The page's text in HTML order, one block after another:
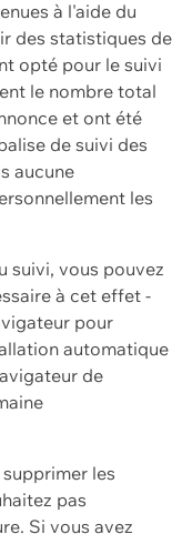
à l'aide du
des statistiques de
opté pour le suivi
le nombre total
et ont été
de suivi des
aucune
les
suivi, vous pouvez
à cet effet -
pour
automatique
de
les
pas
Si vous avez